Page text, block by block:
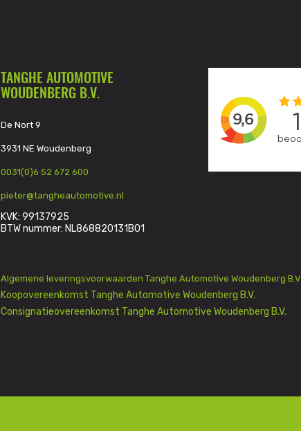
TANGHE AUTOMOTIVE
WOUDENBERG B.V.
De Nort 9
3931 NE Woudenberg
0031(0)6 52 672 600
pieter@tangheautomotive.nl
KVK: 99137925
BTW nummer: NL868820131B01
Algemene leveringsvoorwaarden Tanghe Automotive Woudenberg B.V.
Koopovereenkomst Tanghe Automotive Woudenberg B.V.
Consignatieovereenkomst Tanghe Automotive Woudenberg B.V.